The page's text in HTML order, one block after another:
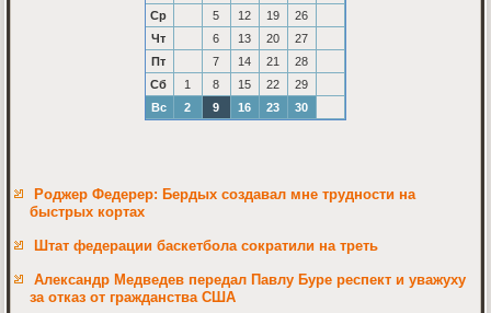
Ср
5 12 19
26
Чт
6 13 20
27
Пт
7 14 21
28
Сб
1 8 15 22
29
Вс
2 9 16 23 30
Роджер Федерер: Бердых создавал мне трудности на
быстрых кортах
Штат федерации баскетбола сократили на треть
Александр Медведев передал Павлу Буре респект и уважуху
за отказ от гражданства США